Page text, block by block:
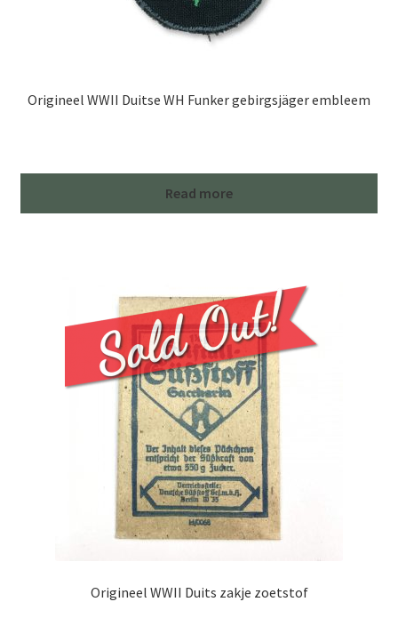
Origineel WWII Duitse WH Funker gebirgsjäger embleem
Read more
Origineel WWII Duits zakje zoetstof